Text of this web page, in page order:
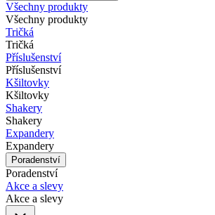
Všechny produkty
Všechny produkty
Tričká
Tričká
Příslušenství
Příslušenství
Kšiltovky
Kšiltovky
Shakery
Shakery
Expandery
Expandery
Poradenství
Poradenství
Akce a slevy
Akce a slevy